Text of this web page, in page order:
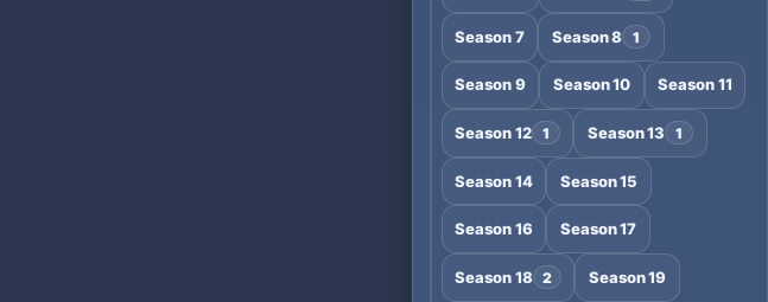
Season 7 Season 8 1
Season 9 Season 10 Season 11
Season 12 1 Season 13 1
Season 14 Season 15
Season 16 Season 17
Season 18 2 Season 19